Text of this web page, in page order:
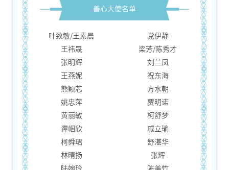
善心大使名单
叶致敏/王素晨
党伊静
王祎晟
梁芳/陈秀才
张明辉
刘兰凤
王燕妮
祝东海
熊颖芯
方水朝
姚忠萍
贾明诺
黄丽敏
柯舒梦
谭帼欣
戚立瑜
柯舜珺
舒湛华
林晴扬
张辉
陆婉玲
陈美竹